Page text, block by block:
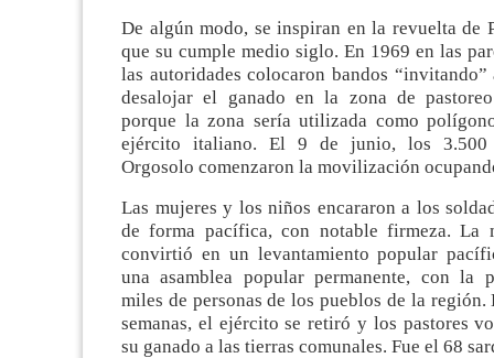
De algún modo, se inspiran en la revuelta de
que su cumple medio siglo. En 1969 en las
las autoridades colocaron bandos “invitando”
desalojar el ganado en la zona de
porque la zona sería utilizada como
ejército italiano. El 9 de junio, los 3.500
Orgosolo comenzaron la movilización
Las mujeres y los niños encararon a los
de forma pacífica, con notable firmeza. La
convirtió en un levantamiento popular
una asamblea popular permanente, con la
miles de personas de los pueblos de la región.
semanas, el ejército se retiró y los pastores
su ganado a las tierras comunales. Fue el 68